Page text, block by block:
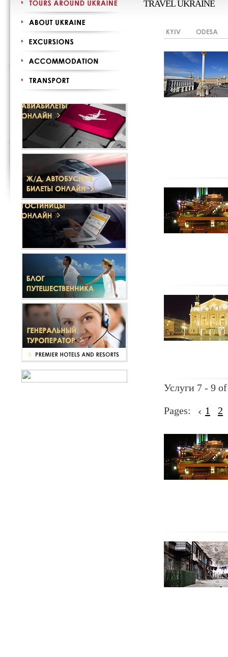
TRAVEL UKRAINE
Услуги 7 - 9
Pages: 1 2